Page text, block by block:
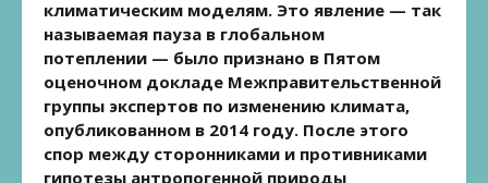
климатическим моделям. Это явление — так
называемая пауза в глобальном
потеплении — было признано в Пятом
оценочном докладе Межправительственной
группы экспертов по изменению климата,
опубликованном в 2014 году. После этого
спор между сторонниками и противниками
гипотезы антропогенной природы